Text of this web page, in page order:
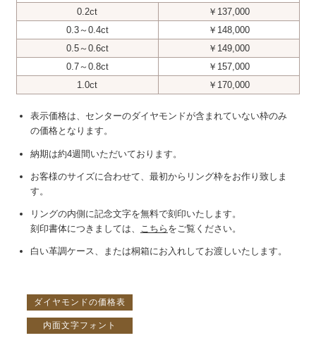
0.2ct
￥137,000
0.3～0.4ct
￥148,000
0.5～0.6ct
￥149,000
0.7～0.8ct
￥157,000
1.0ct
￥170,000
表示価格は、センターのダイヤモンドが含まれていない枠のみ
の価格となります。
納期は約4週間いただいております。
お客様のサイズに合わせて、最初からリング枠をお作り致しま
す。
リングの内側に記念文字を無料で刻印いたします。
刻印書体につきましては、
こちら をご覧ください。
白い革調ケース、または桐箱にお入れしてお渡しいたします。
ダイヤモンドの価格表
内面文字フォント